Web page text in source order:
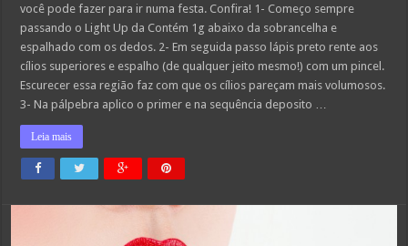
você pode fazer para ir numa festa. Confira! 1- Começo sempre
passando o Light Up da Contém 1g abaixo da sobrancelha e
espalhado com os dedos. 2- Em seguida passo lápis preto rente aos
cílios superiores e espalho (de qualquer jeito mesmo!) com um pincel.
Escurecer essa região faz com que os cílios pareçam mais volumosos.
3- Na pálpebra aplico o primer e na sequência deposito …
Leia mais